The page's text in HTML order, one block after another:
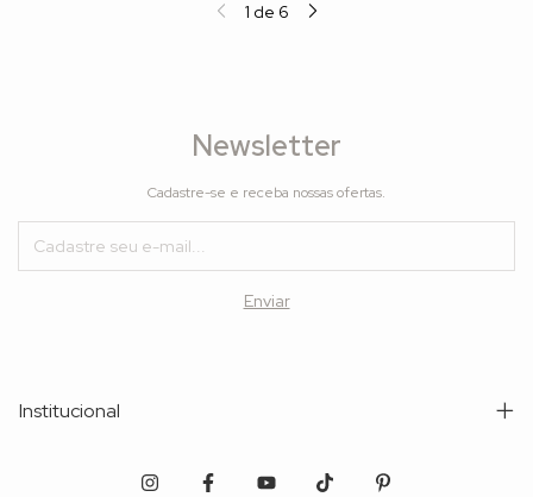
1 de 6
Newsletter
Cadastre-se e receba nossas ofertas.
Institucional